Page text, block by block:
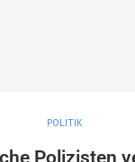
POLITIK
Polizisten